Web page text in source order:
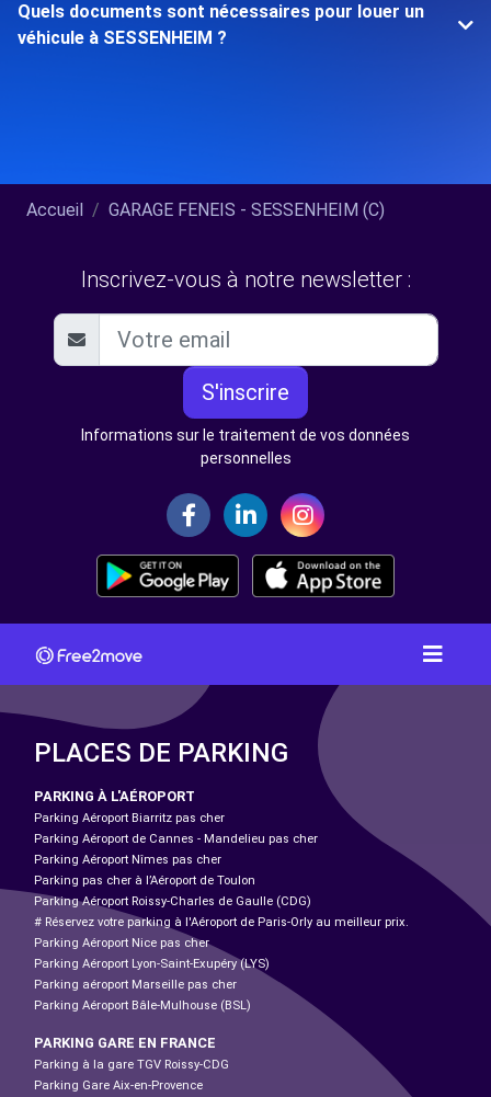
Quels documents sont nécessaires pour louer un
véhicule à SESSENHEIM ?
Accueil GARAGE FENEIS - SESSENHEIM (C)
Inscrivez-vous à notre newsletter :
S'inscrire
Informations sur le traitement de vos données
personnelles
PLACES DE PARKING
PARKING À L'AÉROPORT
Parking Aéroport Biarritz pas cher
Parking Aéroport de Cannes - Mandelieu pas cher
Parking Aéroport Nîmes pas cher
Parking pas cher à l’Aéroport de Toulon
Parking Aéroport Roissy-Charles de Gaulle (CDG)
# Réservez votre parking à l'Aéroport de Paris-Orly au meilleur prix.
Parking Aéroport Nice pas cher
Parking Aéroport Lyon-Saint-Exupéry (LYS)
Parking aéroport Marseille pas cher
Parking Aéroport Bâle-Mulhouse (BSL)
PARKING GARE EN FRANCE
Parking à la gare TGV Roissy-CDG
Parking Gare Aix-en-Provence